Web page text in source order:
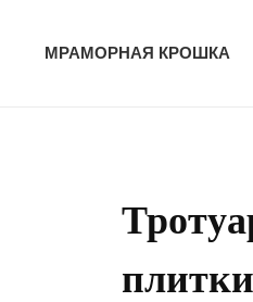
МРАМОРНАЯ КРОШКА
плитки